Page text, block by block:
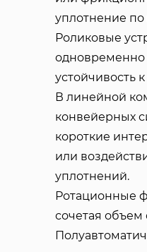
уплотнение
Роликовые
одновременно
устойчивость
В линейной
конвейерных
короткие
или
уплотнений.
Ротационные
сочетая